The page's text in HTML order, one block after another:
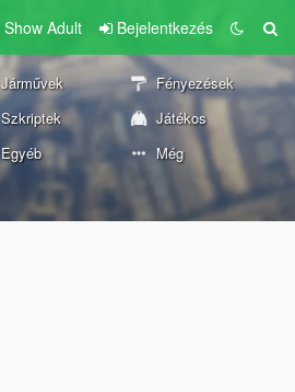
Show Adult Bejelentkezés
Járművek
Fényezések
Szkriptek
Játékos
Egyéb Még